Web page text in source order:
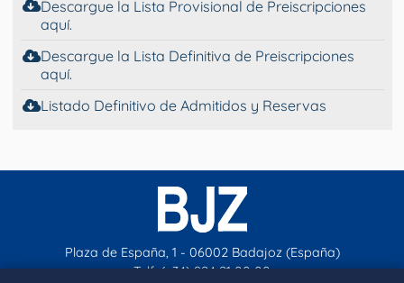
Descargue la Lista Provisional de Preiscripciones
aquí.
Descargue la Lista Definitiva de Preiscripciones
aquí.
Listado Definitivo de Admitidos y Reservas
Plaza de España, 1 - 06002 Badajoz (España)
Telf. (+34) 924 21 00 00